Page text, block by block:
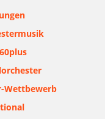
Wettbewerb